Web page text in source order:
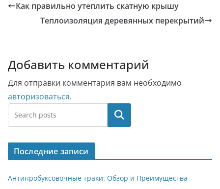
Как правильно утеплить скатную крышу
Теплоизоляция деревянных перекрытий
Добавить комментарий
Для отправки комментария вам необходимо
авторизоваться.
Поиск
Последние записи
Антипробуксовочные траки: Обзор и Преимущества